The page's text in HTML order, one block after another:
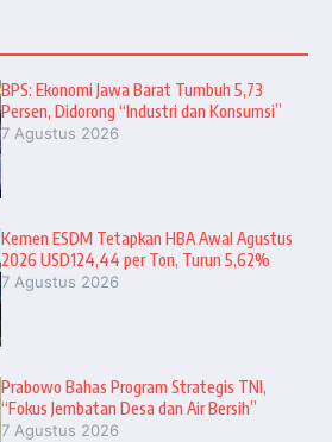
BPS: Ekonomi Jawa Barat Tumbuh 5,73
Persen, Didorong “Industri dan Konsumsi”
7 Agustus 2026
Kemen ESDM Tetapkan HBA Awal Agustus
2026 USD124,44 per Ton, Turun 5,62%
7 Agustus 2026
Prabowo Bahas Program Strategis TNI,
“Fokus Jembatan Desa dan Air Bersih”
7 Agustus 2026